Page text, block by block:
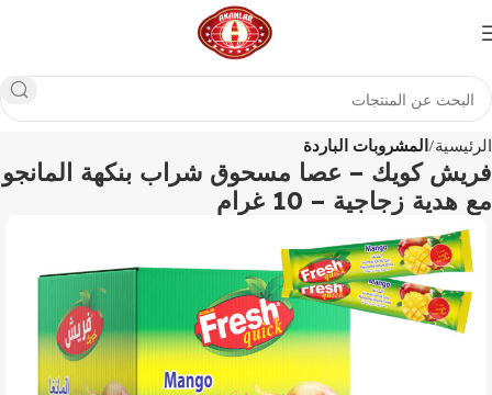
الرئيسية المشروبات الباردة
فريش كويك – عصا مسحوق شراب بنكهة المانجو
مع هدية زجاجية – 10 غرام